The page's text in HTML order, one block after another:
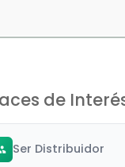
de
Ser Distribuidor